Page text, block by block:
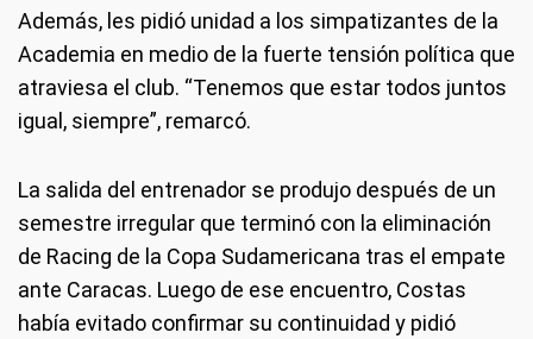
Además, les pidió unidad a los simpatizantes de la
Academia en medio de la fuerte tensión política que
atraviesa el club. “Tenemos que estar todos juntos
igual, siempre”, remarcó.
La salida del entrenador se produjo después de un
semestre irregular que terminó con la eliminación
de Racing de la Copa Sudamericana tras el empate
ante Caracas. Luego de ese encuentro, Costas
había evitado confirmar su continuidad y pidió